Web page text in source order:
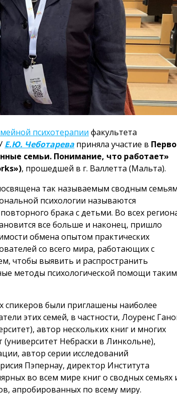
психотерапии факультета
Е.Ю. Чеботарева приняла участие в
семьи. Понимание, что работает»
, прошедшей в г. Валлетта (Мальта).
так называемым сводным
психологии называются
брака с детьми. Во всех
все больше и наконец, пришло
обмена опытом практических
со всего мира, работающих с
чтобы выявить и распространить
методы психологической помощи таким
спикеров были приглашены наиболее
этих семей, в частности, Лоуренс
автор нескольких книг и многих
Небраски в Линкольне),
автор серии исследований
Пэпернау, директор Института
во всем мире книг о сводных семьях
апробированных по всему миру.